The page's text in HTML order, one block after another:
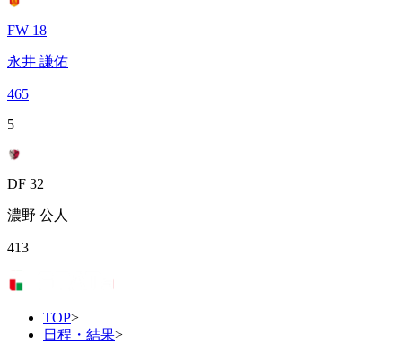
FW 18
永井 謙佑
465
5
DF 32
濃野 公人
413
TOP>
日程・結果>